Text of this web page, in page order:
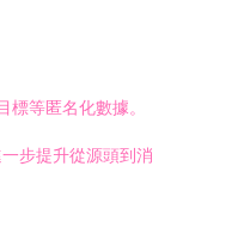
等匿名化數據。
步提升從源頭到消